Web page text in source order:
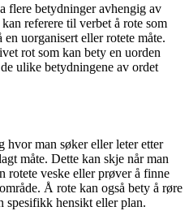
flere betydninger avhengig av
referere til verbet å rote som
uorganisert eller rotete måte.
rot som kan bety en uorden
ulike betydningene av ordet
hvor man søker eller leter etter
måte. Dette kan skje når man
rotete veske eller prøver å finne
Å rote kan også bety å røre
spesifikk hensikt eller plan.